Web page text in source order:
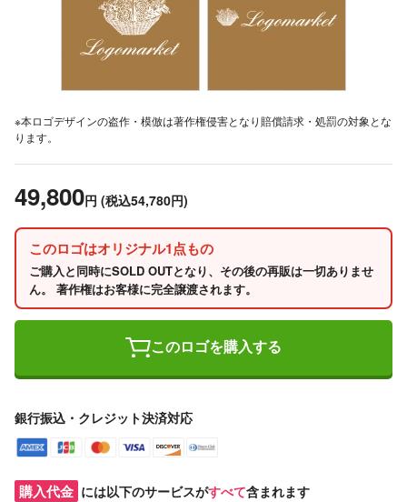
※本ロゴデザインの盗作・模倣は著作権侵害となり賠償請求・処罰の対象とな
ります。
49,800円 (税込54,780円)
このロゴはオリジナル1点もの
ご購入と同時にSOLD OUTとなり、その後の再販は一切ありませ
ん。 著作権はお客様に完全譲渡されます。
このロゴを購入する
銀行振込・クレジット決済対応
購入代金 には以下のサービスがすべて含まれます